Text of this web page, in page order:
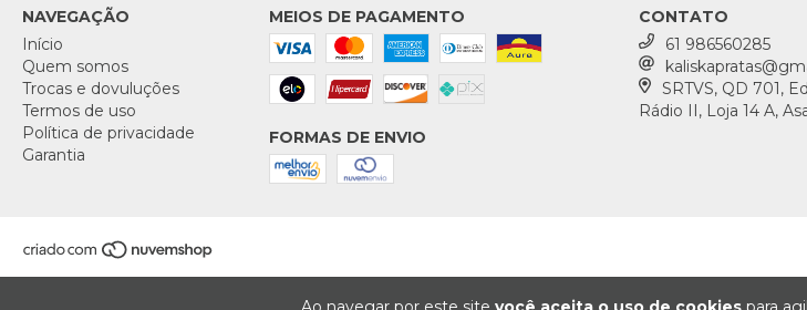
NAVEGAÇÃO
Início
Quem somos
Trocas e dovuluções
Termos de uso
Política de privacidade
Garantia
MEIOS DE PAGAMENTO
FORMAS DE ENVIO
CONTATO
61 986560285
SRTVS, QD 701,
Rádio II, Loja 14 A,